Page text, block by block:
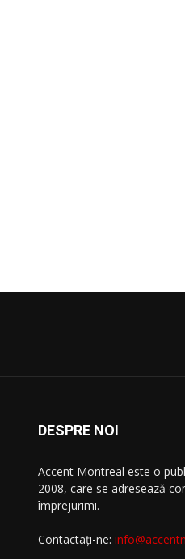
DESPRE NOI
Accent Montreal este o
2008, care se adresează
împrejurimi.
Contactați-ne: